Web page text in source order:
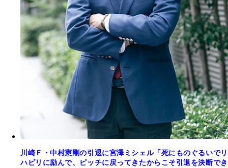
川崎Ｆ・中村憲剛の引退に宮澤ミシェル「死にものぐるいでリ
ハビリに励んで、ピッチに戻ってきたからこそ引退を決断でき